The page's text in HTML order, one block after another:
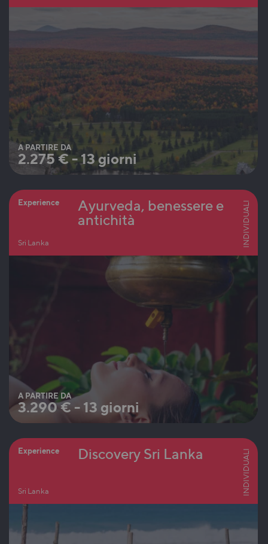
A PARTIRE DA
2.275€-13 giorni
Experience
Sri Lanka
Ayurveda, benessere e
antichità
INDIVIDUALI
A PARTIRE DA
3.290€ - 13 giorni
Experience
Sri Lanka
Discovery Sri Lanka INDIVIDUALI